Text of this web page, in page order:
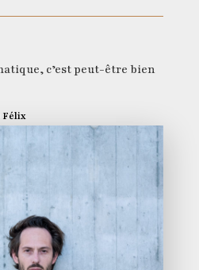
c’est peut-être bien
Félix